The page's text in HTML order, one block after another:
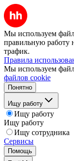
Мы используем
правильную работу
трафик.
Правила
Мы используем
файлов cookie
Понятно
Ищу работу
Ищу работу
Ищу работу
Ищу сотрудника
Сервисы
Помощь